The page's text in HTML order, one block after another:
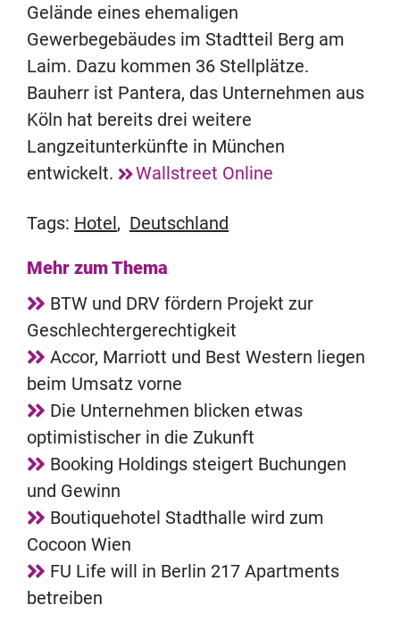
Gelände eines ehemaligen
Gewerbegebäudes im Stadtteil Berg am
Laim. Dazu kommen 36 Stellplätze.
Bauherr ist Pantera, das Unternehmen aus
Köln hat bereits drei weitere
Langzeitunterkünfte in München
entwickelt.
Wallstreet Online
Tags: Hotel, Deutschland
Mehr zum Thema
BTW und DRV fördern Projekt zur
Geschlechtergerechtigkeit
Accor, Marriott und Best Western liegen
beim Umsatz vorne
Die Unternehmen blicken etwas
optimistischer in die Zukunft
Booking Holdings steigert Buchungen
und Gewinn
Boutiquehotel Stadthalle wird zum
Cocoon Wien
FU Life will in Berlin 217 Apartments
betreiben